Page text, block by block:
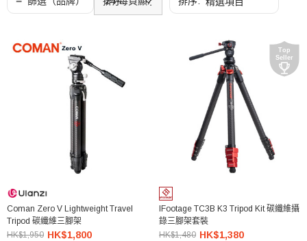
機重量比較。
Coman Zero V Lightweight Travel
Tripod 碳纖維三腳架
HK$1,950 HK$1,800
IFootage TC3B K3 Tripod Kit 碳纖維攝
錄三腳架套裝
HK$1,480 HK$1,380